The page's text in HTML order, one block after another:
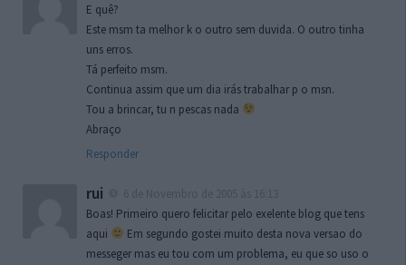
E quê?
Este msm ta melhor k o outro sem duvida. O outro tinha
uns erros.
Tá perfeito msm.
Continua assim que um dia irás trabalhar p o msn.
Tou a brincar, tu n pescas nada
Abraço
Responder
rui
Boas! Primeiro quero felicitar pelo exelente blog que tens
aqui
Em segundo gostei muito desta nova versao do
messeger mas eu tou com um problema, eu que so uso o